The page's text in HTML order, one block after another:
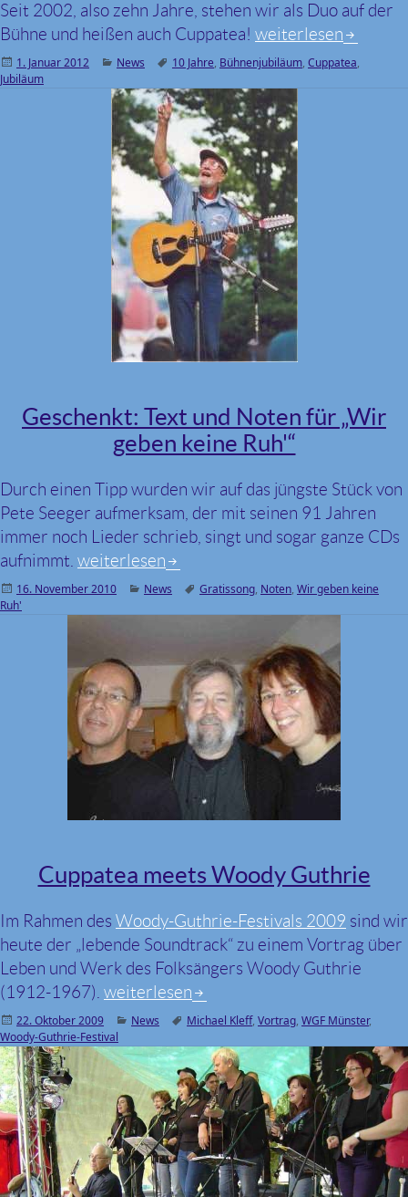
Seit 2002, also zehn Jahre, stehen wir als Duo auf der
Bühne und heißen auch Cuppatea! Ten Years On
weiterlesen
Veröffentlicht
am
1. Januar 2012 Kategorien
News Schlagwörter
10 Jahre, Bühnenjubiläum, Cuppatea,
Jubiläum
Geschenkt: Text und Noten für „Wir
geben keine Ruh'“
Durch einen Tipp wurden wir auf das jüngste Stück von
Pete Seeger aufmerksam, der mit seinen 91 Jahren
immer noch Lieder schrieb, singt und sogar ganze CDs
aufnimmt. Geschenkt: Text und Noten für „Wir geben
weiterlesen
Veröffentlicht
am
16. November 2010 Kategorien
News Schlagwörter
Gratissong, Noten, Wir geben keine
Ruh'
Cuppatea meets Woody Guthrie
Im Rahmen des Woody-Guthrie-Festivals 2009 sind wir
heute der „lebende Soundtrack“ zu einem Vortrag über
Leben und Werk des Folksängers Woody Guthrie
(1912-1967). Cuppatea meets Woody Guthrie
weiterlesen
Veröffentlicht
am
22. Oktober 2009 Kategorien
News Schlagwörter
Michael Kleff, Vortrag, WGF Münster,
Woody-Guthrie-Festival